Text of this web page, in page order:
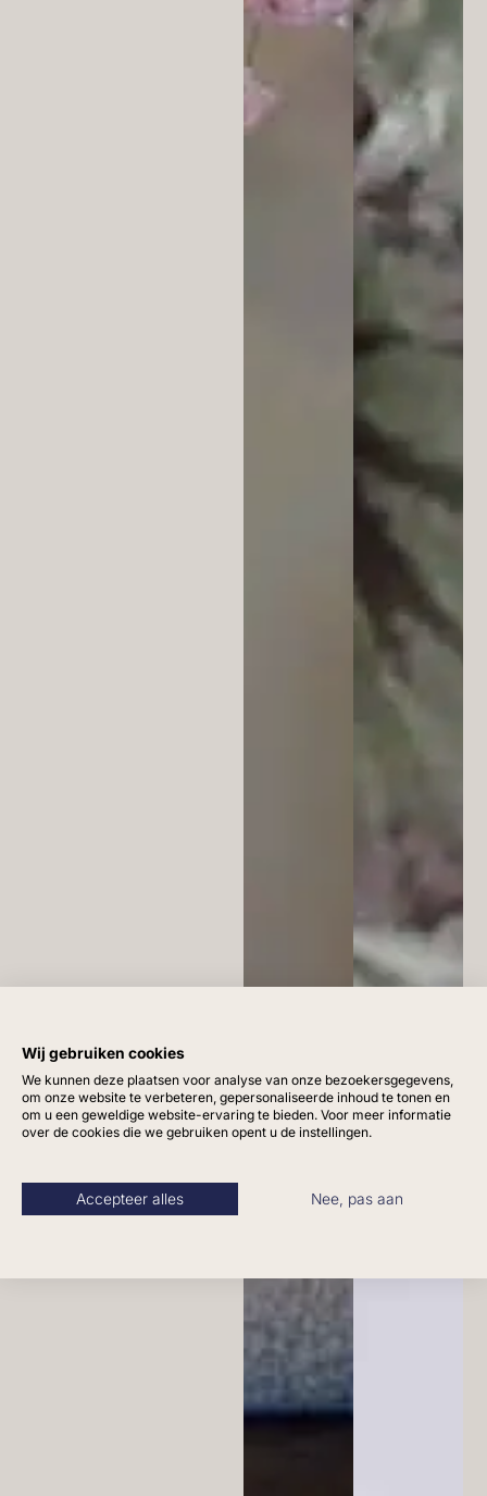
Wij gebruiken cookies
We kunnen deze plaatsen voor analyse van onze bezoekersgegevens,
om onze website te verbeteren, gepersonaliseerde inhoud te tonen en
om u een geweldige website-ervaring te bieden. Voor meer informatie
over de cookies die we gebruiken opent u de instellingen.
Accepteer alles Nee, pas aan